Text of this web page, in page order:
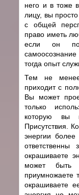
него и в тоже
лицу, вы
с общей
право иметь
если он
самоосознание
тогда опыт
Тем не
приходит с
Вы может
только
которую вы
Присутствия.
энергии
окрашиваете
может
приумножаете
окрашиваете